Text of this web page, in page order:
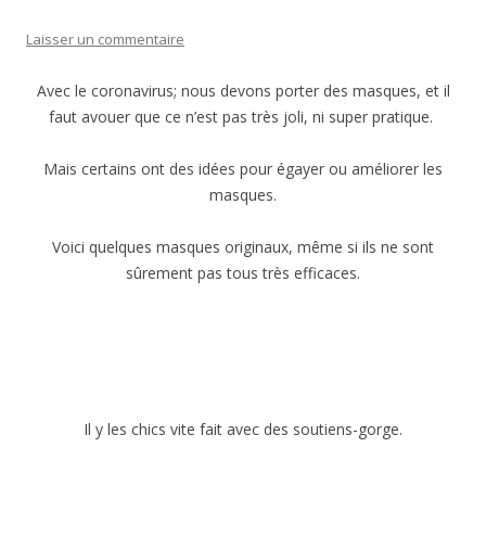
Laisser un commentaire
Avec le coronavirus; nous devons porter des masques, et il
faut avouer que ce n’est pas très joli, ni super pratique.
Mais certains ont des idées pour égayer ou améliorer les
masques.
Voici quelques masques originaux, même si ils ne sont
sûrement pas tous très efficaces.
Il y les chics vite fait avec des soutiens-gorge.